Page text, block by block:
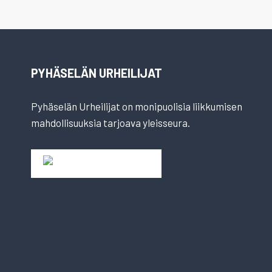
PYHÄSELÄN URHEILIJAT
Pyhäselän Urheilijat on monipuolisia liikkumisen
mahdollisuuksia tarjoava yleisseura.